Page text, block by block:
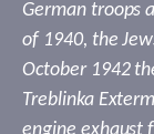
German troops
of 1940, the
October 1942
Treblinka